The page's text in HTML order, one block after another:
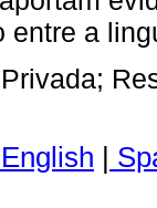
entre a